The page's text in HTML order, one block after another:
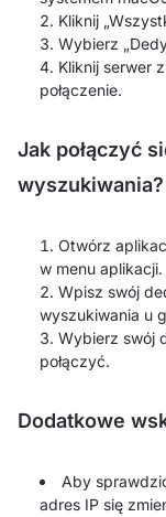
Kliknij
Wybierz
Kliknij serwer
połączenie.
Jak połączyć
wyszukiwania?
Otwórz
w menu aplikacji.
Wpisz swój
wyszukiwania u
Wybierz swój
połączyć.
Dodatkowe
Aby
adres IP się